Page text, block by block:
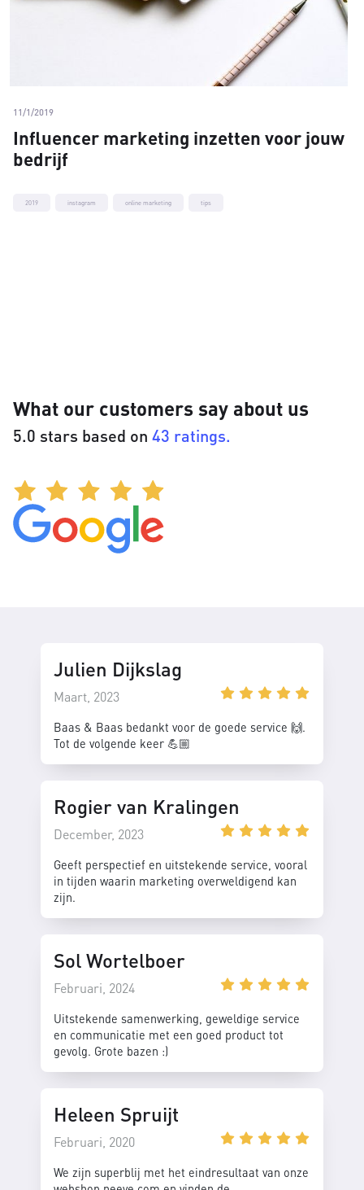
2019 instagram online marketing tips
11/1/2019
Influencer marketing inzetten voor jouw
bedrijf
What our customers say about us
5.0 stars based on 43 ratings.
Julien Dijkslag
Maart, 2023
Baas & Baas bedankt voor de goede service 🙌.
Tot de volgende keer 💪🏼
Rogier van Kralingen
December, 2023
Geeft perspectief en uitstekende service, vooral
in tijden waarin marketing overweldigend kan
zijn.
Sol Wortelboer
Februari, 2024
Uitstekende samenwerking, geweldige service
en communicatie met een goed product tot
gevolg. Grote bazen :)
Heleen Spruijt
Februari, 2020
We zijn superblij met het eindresultaat van onze